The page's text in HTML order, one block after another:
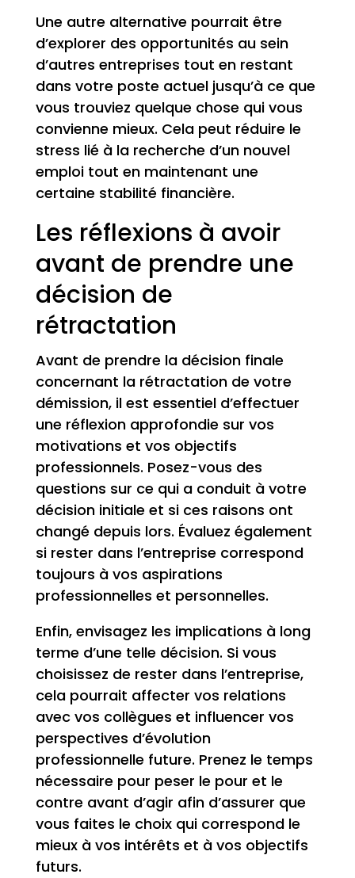
Une autre alternative pourrait être
d’explorer des opportunités au sein
d’autres entreprises tout en restant
dans votre poste actuel jusqu’à ce que
vous trouviez quelque chose qui vous
convienne mieux. Cela peut réduire le
stress lié à la recherche d’un nouvel
emploi tout en maintenant une
certaine stabilité financière.
Les réflexions à avoir
avant de prendre une
décision de
rétractation
Avant de prendre la décision finale
concernant la rétractation de votre
démission, il est essentiel d’effectuer
une réflexion approfondie sur vos
motivations et vos objectifs
professionnels. Posez-vous des
questions sur ce qui a conduit à votre
décision initiale et si ces raisons ont
changé depuis lors. Évaluez également
si rester dans l’entreprise correspond
toujours à vos aspirations
professionnelles et personnelles.
Enfin, envisagez les implications à long
terme d’une telle décision. Si vous
choisissez de rester dans l’entreprise,
cela pourrait affecter vos relations
avec vos collègues et influencer vos
perspectives d’évolution
professionnelle future. Prenez le temps
nécessaire pour peser le pour et le
contre avant d’agir afin d’assurer que
vous faites le choix qui correspond le
mieux à vos intérêts et à vos objectifs
futurs.